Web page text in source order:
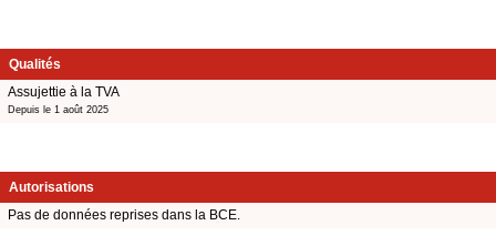
Qualités
Assujettie à la TVA
Depuis le 1 août 2025
Autorisations
Pas de données reprises dans la BCE.